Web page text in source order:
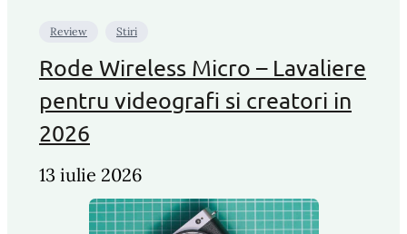
Review Stiri
Rode Wireless Micro – Lavaliere
pentru videografi si creatori in
2026
13 iulie 2026